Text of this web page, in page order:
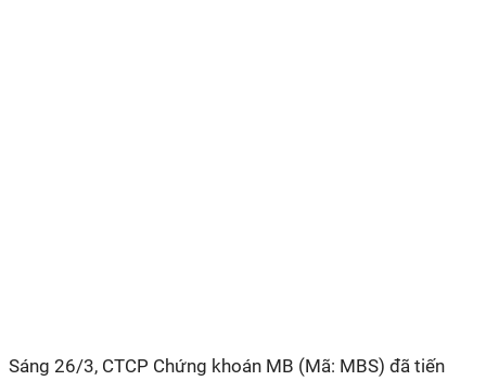
Sáng 26/3, CTCP Chứng khoán MB (Mã: MBS) đã tiến